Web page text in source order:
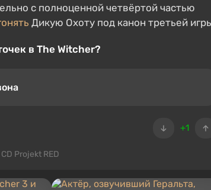
с полноценной четвёртой частью
Дикую Охоту под канон третьей
в The Witcher?
+1
CD Projekt RED